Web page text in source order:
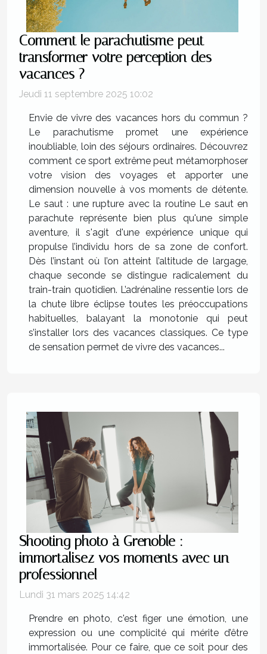
Comment le parachutisme peut
transformer votre perception des
vacances ?
Jeudi 11 septembre 2025 10:02
Envie de vivre des vacances hors du commun ?
Le parachutisme promet une expérience
inoubliable, loin des séjours ordinaires. Découvrez
comment ce sport extrême peut métamorphoser
votre vision des voyages et apporter une
dimension nouvelle à vos moments de détente.
Le saut : une rupture avec la routine Le saut en
parachute représente bien plus qu'une simple
aventure, il s'agit d'une expérience unique qui
propulse l’individu hors de sa zone de confort.
Dès l’instant où l’on atteint l’altitude de largage,
chaque seconde se distingue radicalement du
train-train quotidien. L’adrénaline ressentie lors de
la chute libre éclipse toutes les préoccupations
habituelles, balayant la monotonie qui peut
s’installer lors des vacances classiques. Ce type
de sensation permet de vivre des vacances...
Shooting photo à Grenoble :
immortalisez vos moments avec un
professionnel
Lundi 31 mars 2025 14:42
Prendre en photo, c'est figer une émotion, une
expression ou une complicité qui mérite d’être
immortalisée. Pour ce faire, que ce soit pour des